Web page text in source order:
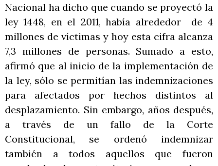
Nacional ha dicho que cuando se proyectó la
ley 1448, en el 2011, había alrededor de 4
millones de víctimas y hoy esta cifra alcanza
7,3 millones de personas. Sumado a esto,
afirmó que al inicio de la implementación de
la ley, sólo se permitían las indemnizaciones
para afectados por hechos distintos al
desplazamiento. Sin embargo, años después,
a través de un fallo de la Corte
Constitucional, se ordenó indemnizar
también a todos aquellos que fueron